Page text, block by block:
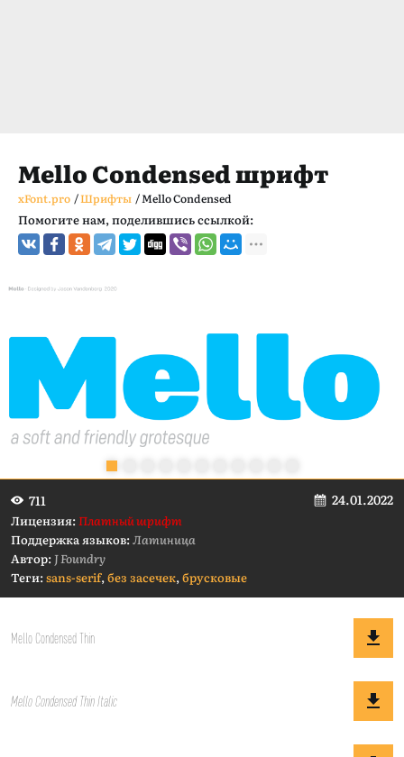
Mello Condensed шрифт
xFont.pro /Шрифты /Mello Condensed
Помогите нам, поделившись ссылкой:
711 24.01.2022
Лицензия:Платный шрифт
Поддержка языков:Латиница
Автор: J Foundry
Теги:sans-serif,без засечек,брусковые